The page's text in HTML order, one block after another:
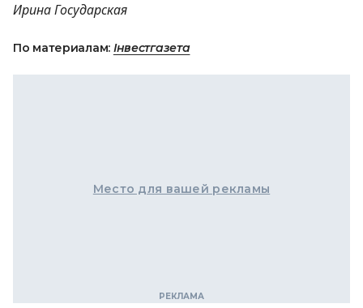
Ирина Государская
По материалам: Інвестгазета
Место для вашей рекламы